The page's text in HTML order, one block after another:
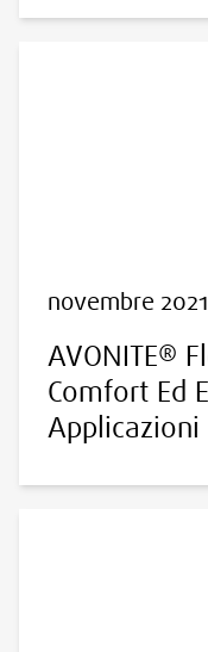
novembre 2021
AVONITE®
Comfort Ed
Applicazioni